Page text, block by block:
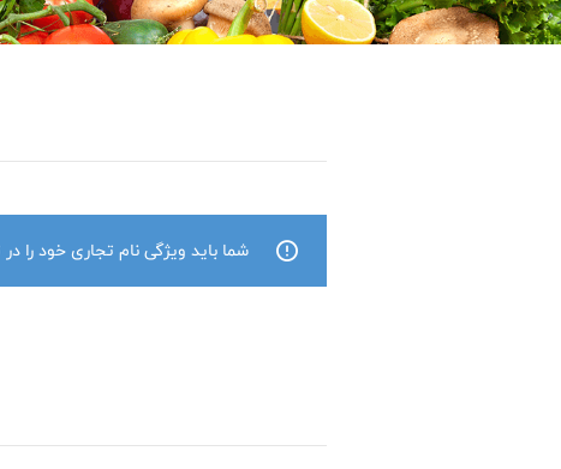
شما باید ویژگی نام تجاری خود را